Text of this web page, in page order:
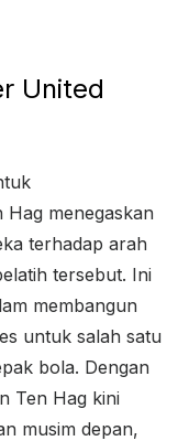
United
menegaskan
terhadap arah
tersebut. Ini
membangun
untuk salah satu
bola. Dengan
Ten Hag kini
musim depan,